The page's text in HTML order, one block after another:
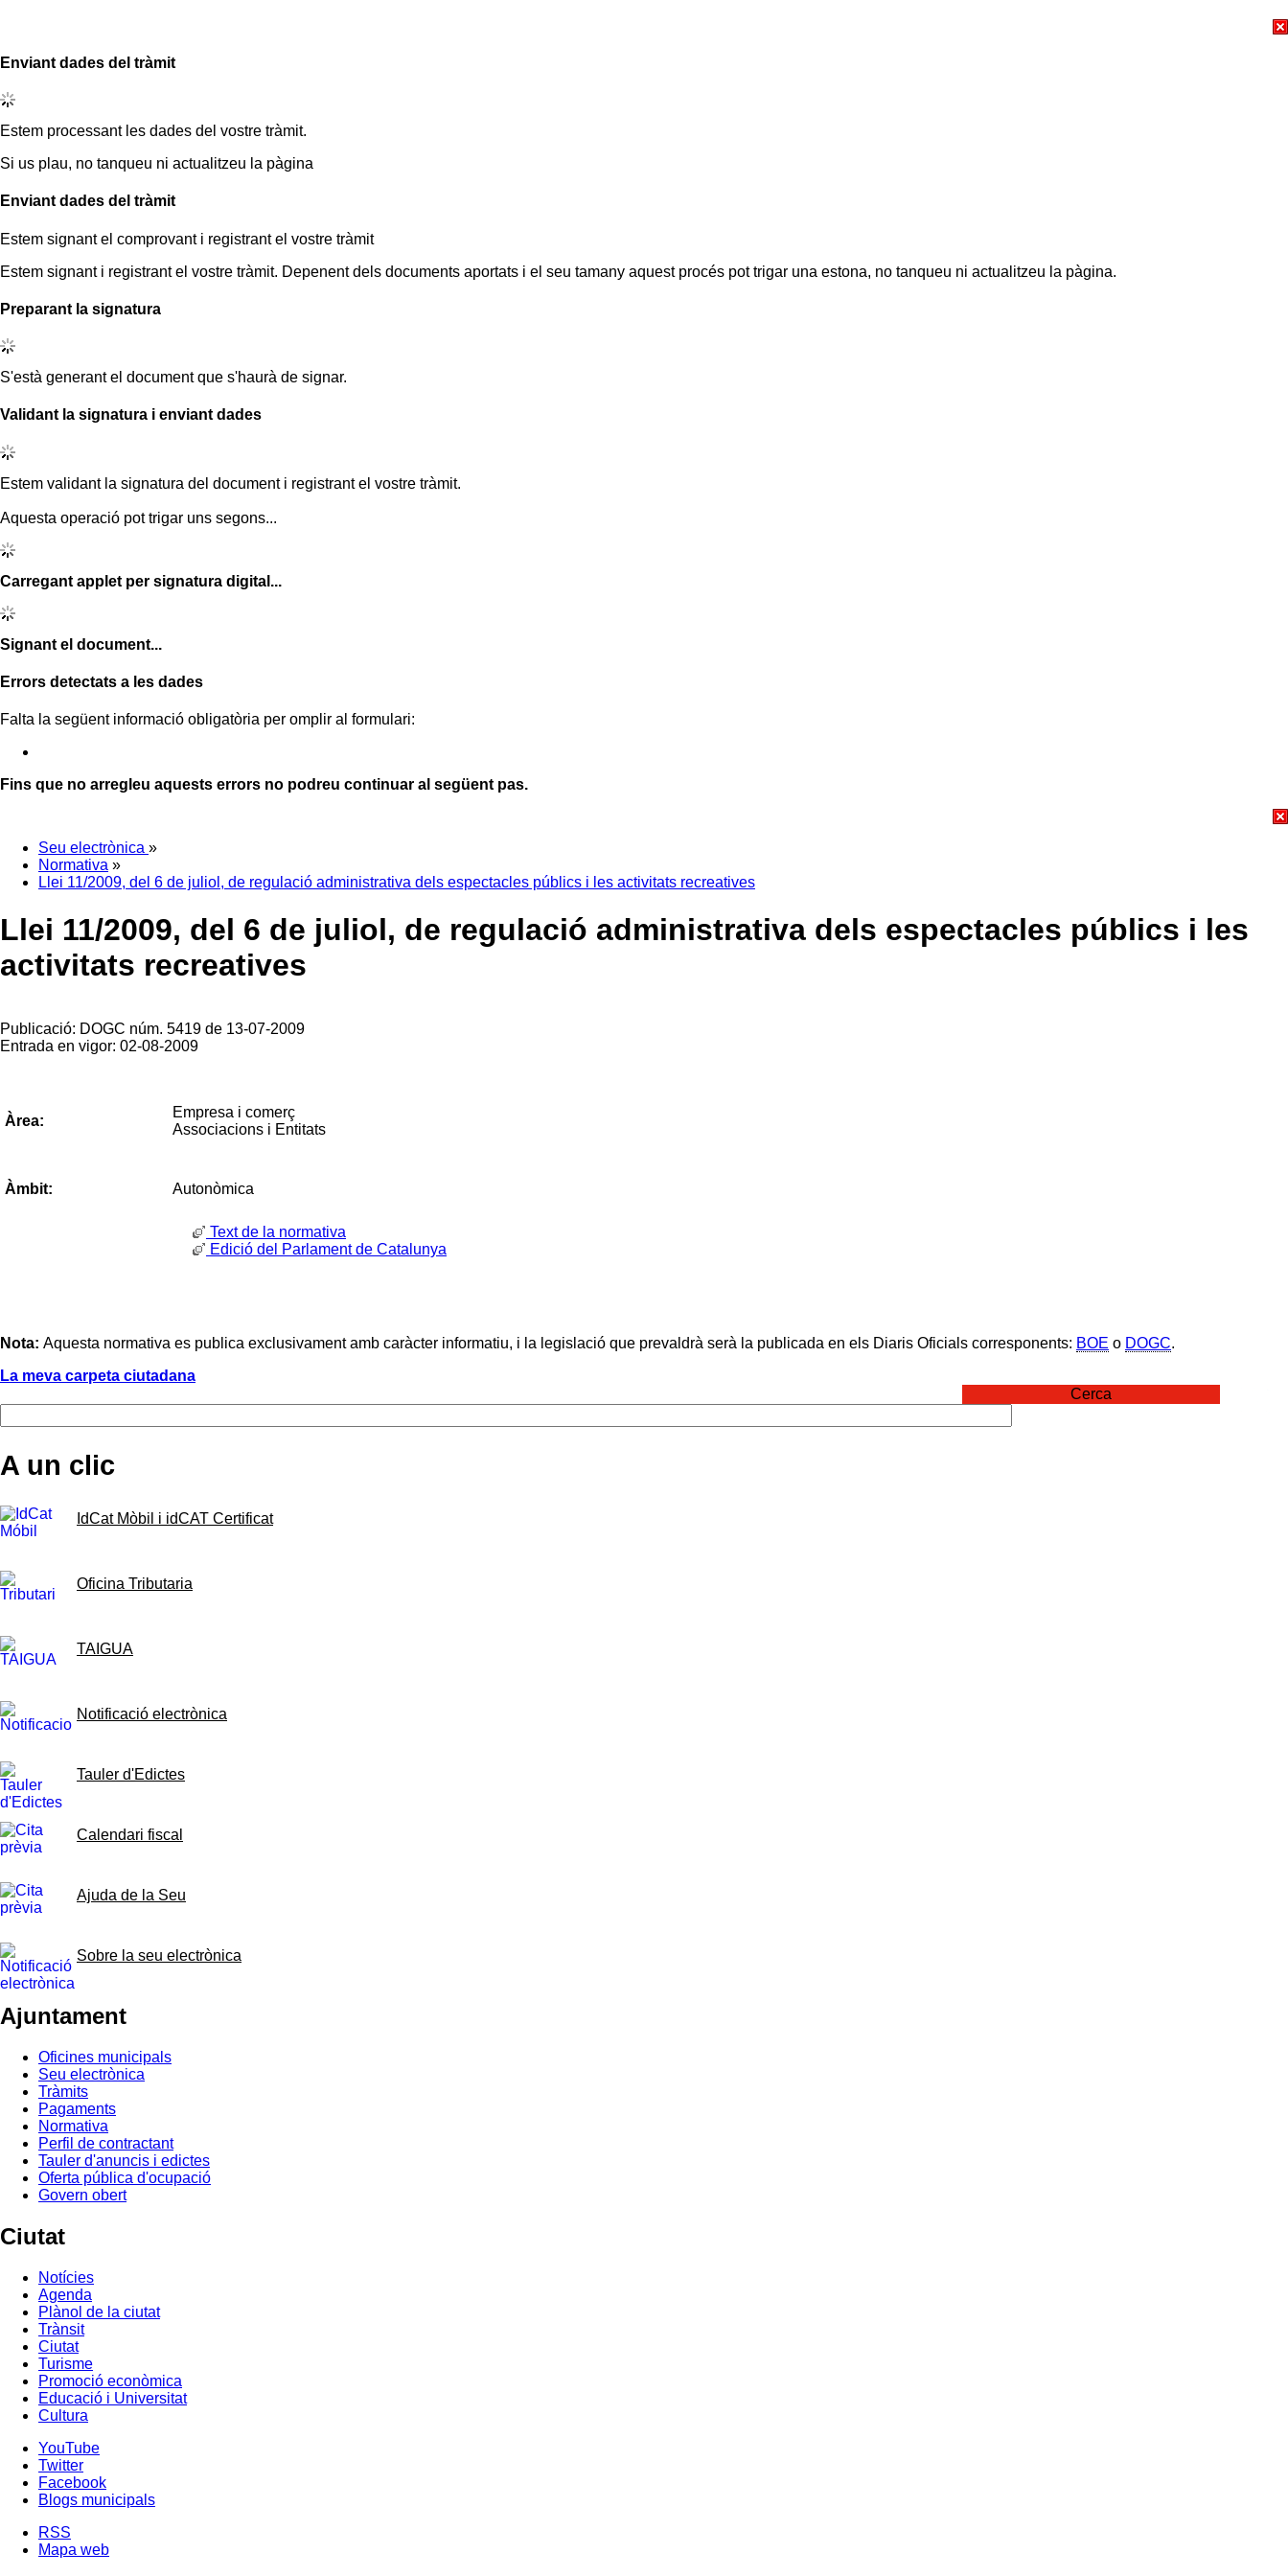
Enviant dades del tràmit
Estem processant les dades del vostre tràmit.
Si us plau, no tanqueu ni actualitzeu la pàgina
Enviant dades del tràmit
Estem signant el comprovant i registrant el vostre tràmit
Estem signant i registrant el vostre tràmit. Depenent dels documents aportats i el seu tamany aquest procés pot trigar una estona, no tanqueu ni actualitzeu la pàgina.
Preparant la signatura
S'està generant el document que s'haurà de signar.
Validant la signatura i enviant dades
Estem validant la signatura del document i registrant el vostre tràmit.
Aquesta operació pot trigar uns segons...
Carregant applet per signatura digital...
Signant el document...
Errors detectats a les dades
Falta la següent informació obligatòria per omplir al formulari:
Fins que no arregleu aquests errors no podreu continuar al següent pas.
Seu electrònica »
Normativa »
Llei 11/2009, del 6 de juliol, de regulació administrativa dels espectacles públics i les activitats recreatives
Llei 11/2009, del 6 de juliol, de regulació administrativa dels espectacles públics i les
activitats recreatives
Publicació: DOGC núm. 5419 de 13-07-2009
Entrada en vigor: 02-08-2009
Àrea:
Empresa i comerç
Associacions i Entitats
Àmbit: Autonòmica
Text de la normativa
Edició del Parlament de Catalunya
Nota: Aquesta normativa es publica exclusivament amb caràcter informatiu, i la legislació que prevaldrà serà la publicada en els Diaris Oficials corresponents: BOE o DOGC.
La meva carpeta ciutadana
Cerca
A un clic
IdCat Mòbil i idCAT Certificat
Oficina Tributaria
TAIGUA
Notificació electrònica
Tauler d'Edictes
Calendari fiscal
Ajuda de la Seu
Sobre la seu electrònica
Ajuntament
Oficines municipals
Seu electrònica
Tràmits
Pagaments
Normativa
Perfil de contractant
Tauler d'anuncis i edictes
Oferta pública d'ocupació
Govern obert
Ciutat
Notícies
Agenda
Plànol de la ciutat
Trànsit
Ciutat
Turisme
Promoció econòmica
Educació i Universitat
Cultura
YouTube
Twitter
Facebook
Blogs municipals
RSS
Mapa web